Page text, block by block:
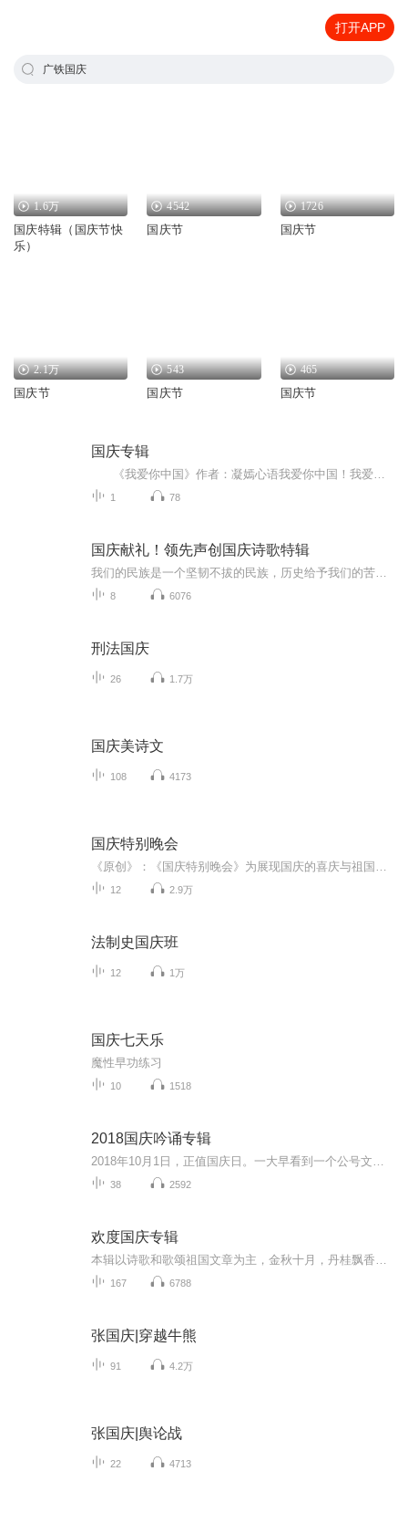
打开APP
广铁国庆
1.6万
国庆特辑（国庆节快
乐）
4542
国庆节
1726
国庆节
2.1万
国庆节
543
国庆节
465
国庆节
国庆专辑
1 78
国庆献礼！领先声创国庆诗歌特辑
8 6076
刑法国庆
26 1.7万
国庆美诗文
108 4173
国庆特别晚会
12 2.9万
法制史国庆班
12 1万
国庆七天乐
魔性早功练习
10 1518
2018国庆吟诵专辑
38 2592
欢度国庆专辑
167 6788
张国庆|穿越牛熊
91 4.2万
张国庆|舆论战
22 4713